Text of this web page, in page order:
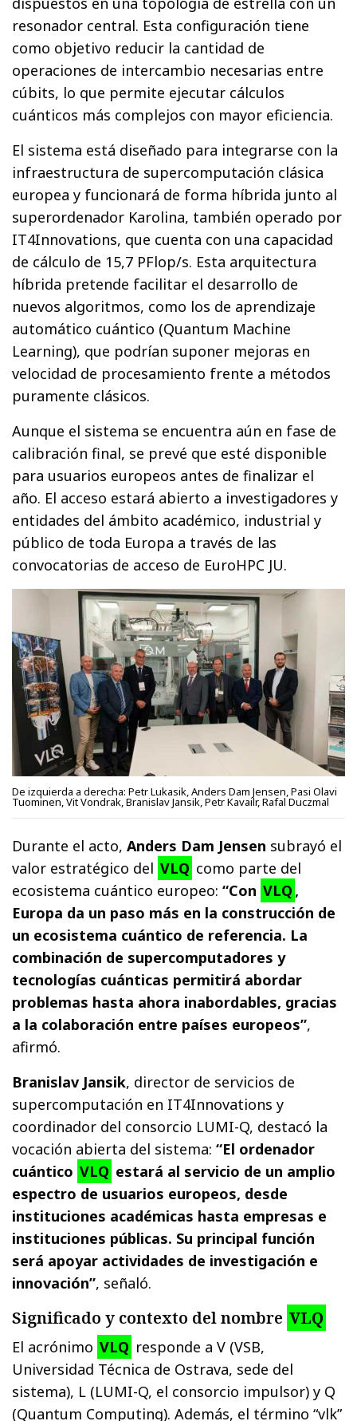
resonador central. Esta configuración tiene
como objetivo reducir la cantidad de
operaciones de intercambio necesarias entre
cúbits, lo que permite ejecutar cálculos
cuánticos más complejos con mayor eficiencia.
El sistema está diseñado para integrarse con la
infraestructura de supercomputación clásica
europea y funcionará de forma híbrida junto al
superordenador Karolina, también operado por
IT4Innovations, que cuenta con una capacidad
de cálculo de 15,7 PFlop/s. Esta arquitectura
híbrida pretende facilitar el desarrollo de
nuevos algoritmos, como los de aprendizaje
automático cuántico (Quantum Machine
Learning), que podrían suponer mejoras en
velocidad de procesamiento frente a métodos
puramente clásicos.
Aunque el sistema se encuentra aún en fase de
calibración final, se prevé que esté disponible
para usuarios europeos antes de finalizar el
año. El acceso estará abierto a investigadores y
entidades del ámbito académico, industrial y
público de toda Europa a través de las
convocatorias de acceso de EuroHPC JU.
De izquierda a derecha: Petr Lukasik, Anders Dam Jensen, Pasi Olavi
Tuominen, Vit Vondrak, Branislav Jansik, Petr Kavailr, Rafal Duczmal
Durante el acto,Anders Dam Jensen subrayó el
valor estratégico del VLQ como parte del
ecosistema cuántico europeo:“Con VLQ ,
Europa da un paso más en la construcción de
un ecosistema cuántico de referencia. La
combinación de supercomputadores y
tecnologías cuánticas permitirá abordar
problemas hasta ahora inabordables, gracias
a la colaboración entre países europeos”,
afirmó.
Branislav Jansik, director de servicios de
supercomputación en IT4Innovations y
coordinador del consorcio LUMI-Q, destacó la
vocación abierta del sistema:“El ordenador
cuántico VLQ estará al servicio de un amplio
espectro de usuarios europeos, desde
instituciones académicas hasta empresas e
instituciones públicas. Su principal función
será apoyar actividades de investigación e
innovación”, señaló.
Significado y contexto del nombre VLQ
El acrónimo VLQ responde a V (VSB,
Universidad Técnica de Ostrava, sede del
sistema), L (LUMI-Q, el consorcio impulsor) y Q
(Quantum Computing). Además, el término “vlk”